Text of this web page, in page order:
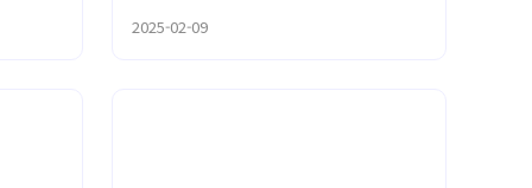
2025-02-09